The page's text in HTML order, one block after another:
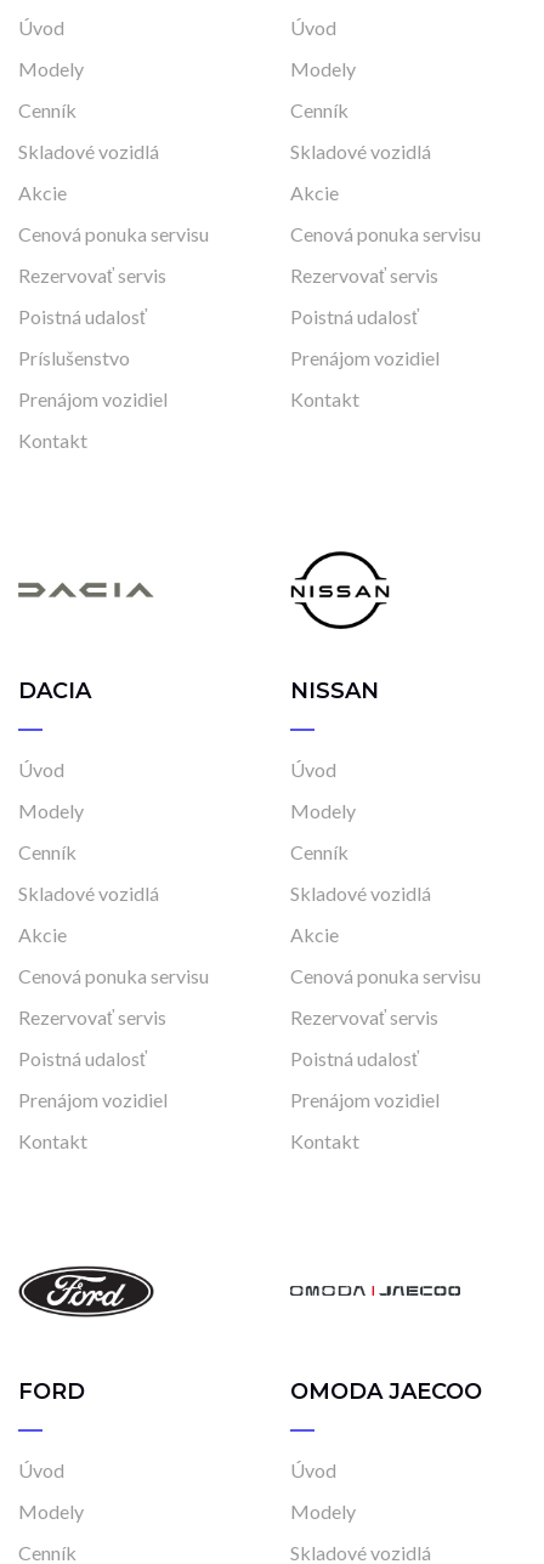
Úvod
Modely
Cenník
Skladové vozidlá
Akcie
Cenová ponuka servisu
Rezervovať servis
Poistná udalosť
Príslušenstvo
Prenájom vozidiel
Kontakt
Úvod
Modely
Cenník
Skladové vozidlá
Akcie
Cenová ponuka servisu
Rezervovať servis
Poistná udalosť
Prenájom vozidiel
Kontakt
DACIA
Úvod
Modely
Cenník
Skladové vozidlá
Akcie
Cenová ponuka servisu
Rezervovať servis
Poistná udalosť
Prenájom vozidiel
Kontakt
NISSAN
Úvod
Modely
Cenník
Skladové vozidlá
Akcie
Cenová ponuka servisu
Rezervovať servis
Poistná udalosť
Prenájom vozidiel
Kontakt
FORD
Úvod
Modely
Cenník
OMODA JAECOO
Úvod
Modely
Skladové vozidlá